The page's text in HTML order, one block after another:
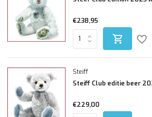
€238,95
Steiff
Steiff Club editie beer
€229,00